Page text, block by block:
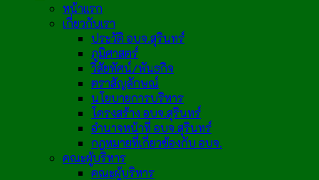
หน้าแรก
เกี่ยวกับเรา
ประวัติ อบจ.สุรินทร์
ภูมิศาสตร์
วิสัยทัศน์/พันธกิจ
ตราสัญลักษณ์
นโยบายการบริหาร
โครงสร้าง อบจ.สุรินทร์
อำนาจหน้าที่ อบจ.สุรินทร์
กฎหมายที่เกี่ยวข้องกับ อบจ.
คณะผู้บริหาร
คณะผู้บริหาร